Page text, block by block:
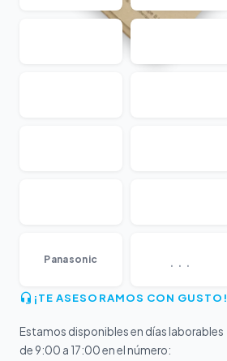
Panasonic ...
¡TE ASESORAMOS CON GUSTO!
Estamos disponibles en días laborables
de 9:00 a 17:00 en el número: